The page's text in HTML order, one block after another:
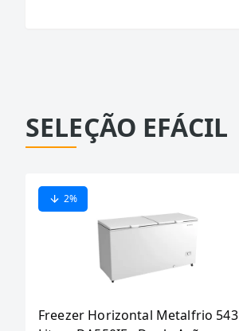
SELEÇÃO EFÁCIL
2%
Freezer Horizontal Metalfrio 543